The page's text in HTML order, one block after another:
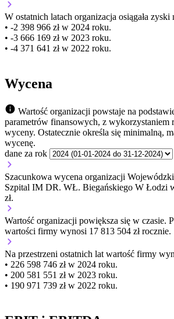
W ostatnich latach organizacja osiągała zyski
• -2 398 966 zł w 2024 roku.
• -3 666 169 zł w 2023 roku.
• -4 371 641 zł w 2022 roku.
Wycena
Wartość organizacji powstaje na
parametrów finansowych, z wykorzystaniem
wyceny. Ostatecznie określa się minimalną,
wycenę.
dane za rok
Szacunkowa wycena organizacji
Szpital IM DR. WŁ. Biegańskiego W Łodzi
zł.
Wartość organizacji powiększa się w czasie.
wartości firmy wynosi 17 813 504 zł rocznie.
Na przestrzeni ostatnich lat wartość firmy
• 226 598 746 zł w 2024 roku.
• 200 581 551 zł w 2023 roku.
• 190 971 739 zł w 2022 roku.